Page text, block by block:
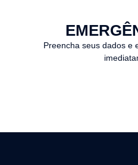
Preencha seus dados e